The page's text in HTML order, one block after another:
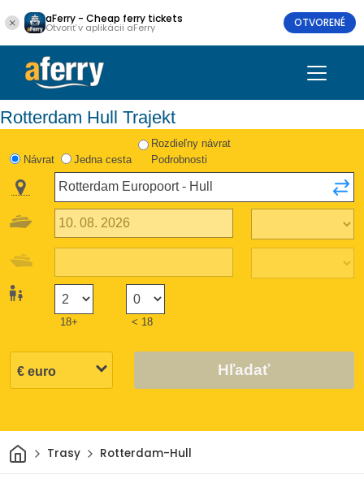
aFerry - Cheap ferry tickets
Otvoriť v aplikácii aFerry OTVORENÉ
Rotterdam Hull Trajekt
Návrat Jedna cesta
Rozdieľny návrat
Podrobnosti
18+ < 18
Hľadať
Domov
Trasy Rotterdam-Hull